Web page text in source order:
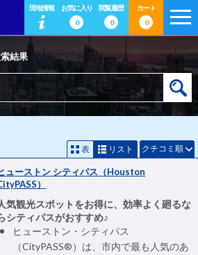
現地情報
お気に入り
0
閲覧履歴
0
カート
0
結果
表 リスト クチコミ順
ューストン シティパス（Houston
）
気観光スポットをお得に、効率よく廻るな
シティパスがおすすめ♪
ヒューストン・シティパス
（CityPASS®）は、市内で最も人気のあ